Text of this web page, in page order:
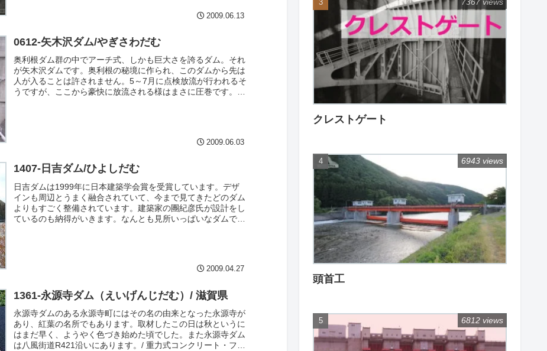
2009.06.13
0612-矢木沢ダム/やぎさわだむ
奥利根ダム群の中でアーチ式、しかも巨大さを誇るダム。それ
が矢木沢ダムです。奥利根の秘境に作られ、このダムから先は
人が入ることは許されません。5～7月に点検放流が行われるそ
うですが、ここから豪快に放流される様はまさに圧巻です。/
2009.06.03
1407-日吉ダム/ひよしだむ
日吉ダムは1999年に日本建築学会賞を受賞しています。デザ
インも周辺とうまく融合されていて、今まで見てきたどのダム
よりもすごく整備されています。建築家の團紀彦氏が設計をし
ているのも納得がいきます。なんとも見所いっぱいなダムで
2009.04.27
1361-永源寺ダム（えいげんじだむ）/ 滋賀県
永源寺ダムのある永源寺町にはその名の由来となった永源寺が
あり、紅葉の名所でもあります。取材したこの日は秋というに
はまだ早く、ようやく色づき始めた頃でした。また永源寺ダム
は八風街道R421沿いにあります。/ 重力式コンクリート・フィ
クレストゲート
頭首工
6943 views
6812 views